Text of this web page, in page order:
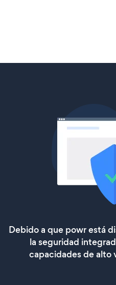
Debido a que powr está
la seguridad
capacidades de alto